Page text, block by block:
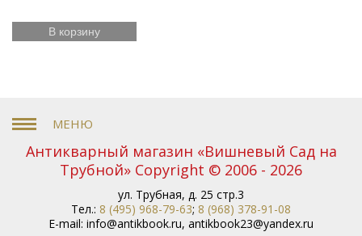
В корзину
Антикварный магазин «Вишневый Сад на
Трубной» Copyright © 2006 - 2026
ул. Трубная, д. 25 стр.3
Тел.: 8 (495) 968-79-63; 8 (968) 378-91-08
E-mail: info@antikbook.ru, antikbook23@yandex.ru